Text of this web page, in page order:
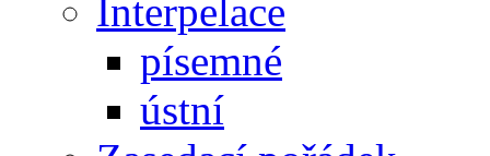
Interpelace
písemné
ústní